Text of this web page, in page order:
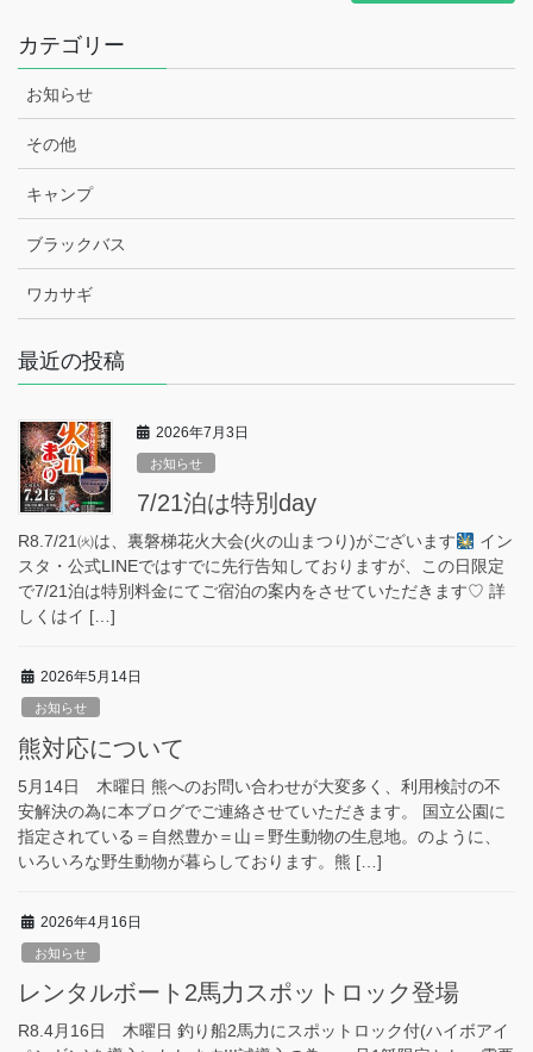
カテゴリー
お知らせ
その他
キャンプ
ブラックバス
ワカサギ
最近の投稿
2026年7月3日
お知らせ
7/21泊は特別day
R8.7/21㈫は、裏磐梯花火大会(火の山まつり)がございます
イン
スタ・公式LINEではすでに先行告知しておりますが、この日限定
で7/21泊は特別料金にてご宿泊の案内をさせていただきます♡ 詳
しくはイ […]
2026年5月14日
お知らせ
熊対応について
5月14日 木曜日 熊へのお問い合わせが大変多く、利用検討の不
安解決の為に本ブログでご連絡させていただきます。 国立公園に
指定されている＝自然豊か＝山＝野生動物の生息地。のように、
いろいろな野生動物が暮らしております。熊 […]
2026年4月16日
お知らせ
レンタルボート2馬力スポットロック登場
R8.4月16日 木曜日 釣り船2馬力にスポットロック付(ハイボアイ